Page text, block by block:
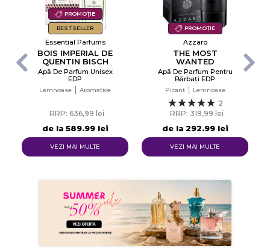
PROMOȚIE
BESTSELLER
Essential Parfums
BOIS IMPERIAL DE
QUENTIN BISCH
Apă De Parfum Unisex
EDP
Lemnoase Aromatice
de la
RRP: 636,99 lei
589,99 lei
VEZI MAI MULTE
PROMOȚIE
Azzaro
THE MOST
WANTED
Apă De Parfum Pentru
Bărbați EDP
Picant Lemnoase
2
de la
RRP: 319,99 lei
292,99 lei
VEZI MAI MULTE
Creeaza o lista de dorinte
Numele listei de dorinte
Anuleaza
Creeaza o lista de dorinte